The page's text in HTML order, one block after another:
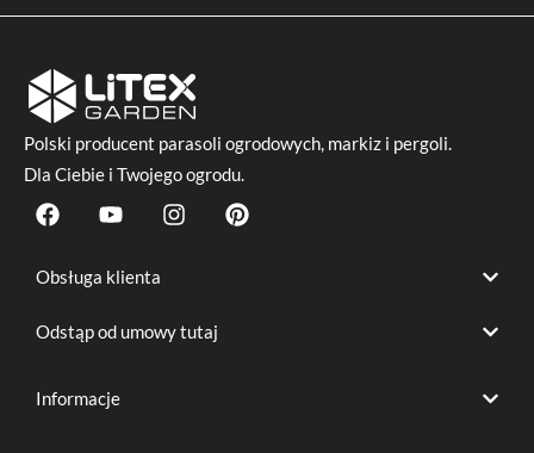
Polski producent parasoli ogrodowych, markiz i pergoli.
Dla Ciebie i Twojego ogrodu.
F
a
e
o
o
Y
o
t
b
e
I
n
g
r
P
i
Obsługa klienta
Odstąp od umowy tutaj
Informacje